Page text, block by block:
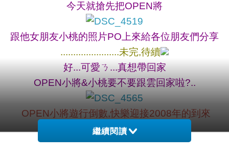
今天就搶先把OPEN將
跟他女朋友小桃的照片PO上來給各位朋友們分享
.......................未完,待續
好...可愛ㄋ...真想帶回家
OPEN小將&小桃要不要跟雲回家啦?..
OPEN小將遊行倒數,快樂迎接2008年的到來
(2007年再見,跨年倒數24HR)
2007台北城跨年搶先報
繼續閱讀